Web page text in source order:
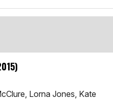
Lorna Jones, Kate